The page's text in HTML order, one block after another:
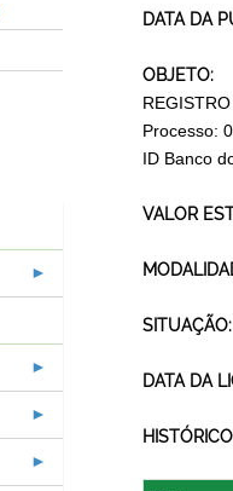
DATA DA
OBJETO:
Processo:
ID Banco
VALOR
SITUAÇÃO:
DATA DA